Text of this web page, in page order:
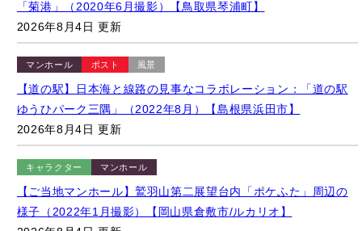
2026年8月4日 更新
マンホール ポスト 風景
【道の駅】日本海と線路の見事なコラボレーション：「道の駅
ゆうひパーク三隅」（2022年8月）【島根県浜田市】
2026年8月4日 更新
キャラクター マンホール
【ご当地マンホール】鷲羽山第二展望台内「ポケふた」周辺の
様子（2022年1月撮影）【岡山県倉敷市/ルカリオ】
2026年8月4日 更新